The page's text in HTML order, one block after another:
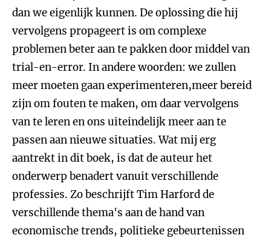
dan we eigenlijk kunnen. De oplossing die hij
vervolgens propageert is om complexe
problemen beter aan te pakken door middel van
trial-en-error. In andere woorden: we zullen
meer moeten gaan experimenteren,meer bereid
zijn om fouten te maken, om daar vervolgens
van te leren en ons uiteindelijk meer aan te
passen aan nieuwe situaties. Wat mij erg
aantrekt in dit boek, is dat de auteur het
onderwerp benadert vanuit verschillende
professies. Zo beschrijft Tim Harford de
verschillende thema's aan de hand van
economische trends, politieke gebeurtenissen